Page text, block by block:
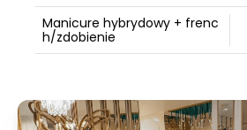
Manicure hybrydowy + frenc
h/zdobienie